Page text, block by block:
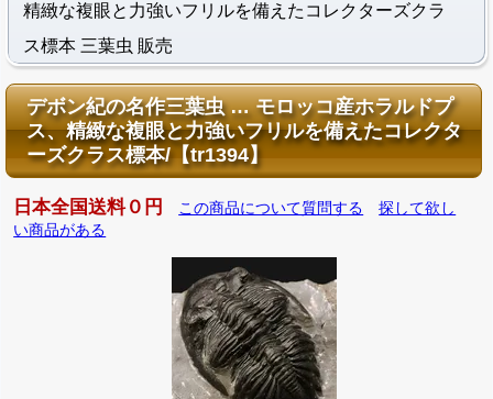
精緻な複眼と力強いフリルを備えたコレクターズクラ
ス標本 三葉虫 販売
デボン紀の名作三葉虫 … モロッコ産ホラルドプ
ス、精緻な複眼と力強いフリルを備えたコレクタ
ーズクラス標本/【tr1394】
日本全国送料０円 この商品について質問する
探して欲し
い商品がある